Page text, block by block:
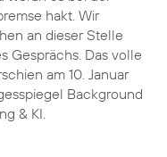
hakt. Wir
an dieser Stelle
Gesprächs. Das volle
am 10. Januar
Background
& KI.